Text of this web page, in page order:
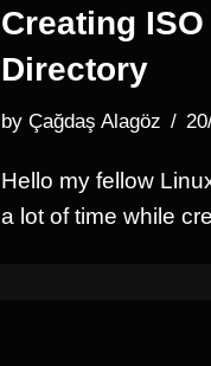
Creating
Directory
by Çağdaş Alagöz
Hello my fellow
a lot of time while